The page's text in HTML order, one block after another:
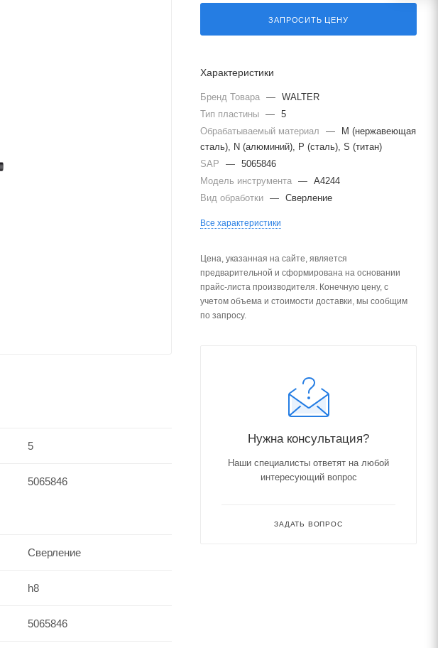
5
5065846
Сверление
h8
5065846
ЗАПРОСИТЬ ЦЕНУ
Характеристики
Бренд Товара — WALTER
Тип пластины — 5
Обрабатываемый материал
—
M (нержавеющая
сталь), N (алюминий), P (сталь), S (титан)
SAP
— 5065846
Модель инструмента — A4244
Вид обработки — Сверление
Все характеристики
Цена, указанная на сайте, является
предварительной и сформирована на основании
прайс-листа производителя. Конечную цену, с
учетом объема и стоимости доставки, мы сообщим
по запросу.
Нужна консультация?
Наши специалисты ответят на любой
интересующий вопрос
ЗАДАТЬ ВОПРОС